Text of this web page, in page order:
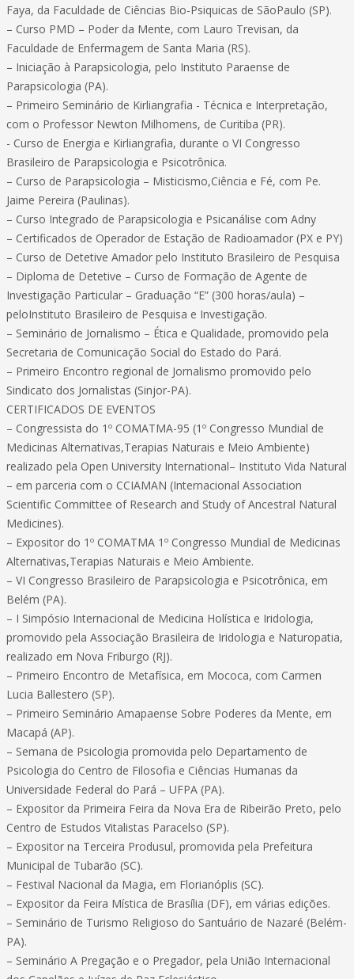
Faya, da Faculdade de Ciências Bio-Psiquicas de SãoPaulo (SP).
– Curso PMD – Poder da Mente, com Lauro Trevisan, da
Faculdade de Enfermagem de Santa Maria (RS).
– Iniciação à Parapsicologia, pelo Instituto Paraense de
Parapsicologia (PA).
– Primeiro Seminário de Kirliangrafia - Técnica e Interpretação,
com o Professor Newton Milhomens, de Curitiba (PR).
- Curso de Energia e Kirliangrafia, durante o VI Congresso
Brasileiro de Parapsicologia e Psicotrônica.
– Curso de Parapsicologia – Misticismo,Ciência e Fé, com Pe.
Jaime Pereira (Paulinas).
– Curso Integrado de Parapsicologia e Psicanálise com Adny
– Certificados de Operador de Estação de Radioamador (PX e PY)
– Curso de Detetive Amador pelo Instituto Brasileiro de Pesquisa
– Diploma de Detetive – Curso de Formação de Agente de
Investigação Particular – Graduação “E” (300 horas/aula) –
peloInstituto Brasileiro de Pesquisa e Investigação.
– Seminário de Jornalismo – Ética e Qualidade, promovido pela
Secretaria de Comunicação Social do Estado do Pará.
– Primeiro Encontro regional de Jornalismo promovido pelo
Sindicato dos Jornalistas (Sinjor-PA).
CERTIFICADOS DE EVENTOS
– Congressista do 1º COMATMA-95 (1º Congresso Mundial de
Medicinas Alternativas,Terapias Naturais e Meio Ambiente)
realizado pela Open University International– Instituto Vida Natural
– em parceria com o CCIAMAN (Internacional Association
Scientific Committee of Research and Study of Ancestral Natural
Medicines).
– Expositor do 1º COMATMA 1º Congresso Mundial de Medicinas
Alternativas,Terapias Naturais e Meio Ambiente.
– VI Congresso Brasileiro de Parapsicologia e Psicotrônica, em
Belém (PA).
– I Simpósio Internacional de Medicina Holística e Iridologia,
promovido pela Associação Brasileira de Iridologia e Naturopatia,
realizado em Nova Friburgo (RJ).
– Primeiro Encontro de Metafísica, em Mococa, com Carmen
Lucia Ballestero (SP).
– Primeiro Seminário Amapaense Sobre Poderes da Mente, em
Macapá (AP).
– Semana de Psicologia promovida pelo Departamento de
Psicologia do Centro de Filosofia e Ciências Humanas da
Universidade Federal do Pará – UFPA (PA).
– Expositor da Primeira Feira da Nova Era de Ribeirão Preto, pelo
Centro de Estudos Vitalistas Paracelso (SP).
– Expositor na Terceira Produsul, promovida pela Prefeitura
Municipal de Tubarão (SC).
– Festival Nacional da Magia, em Florianóplis (SC).
– Expositor da Feira Mística de Brasília (DF), em várias edições.
– Seminário de Turismo Religioso do Santuário de Nazaré (Belém-
PA).
– Seminário A Pregação e o Pregador, pela União Internacional